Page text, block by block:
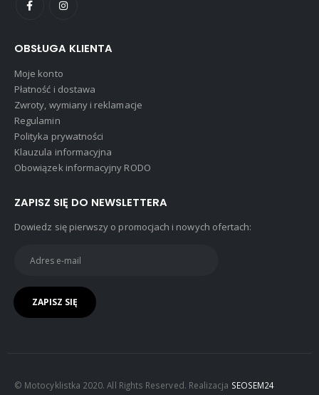
OBSŁUGA KLIENTA
Moje konto
Płatność i dostawa
Zwroty, wymiany i reklamacje
Regulamin
Polityka prywatności
Klauzula informacyjna
Obowiązek informacyjny RODO
ZAPISZ SIĘ DO NEWSLETTERA
Dowiedz się pierwszy o promocjach i nowych ofertach:
© Motocyklistka 2020. All Rights Reserved. Realizacja SEOSEM24